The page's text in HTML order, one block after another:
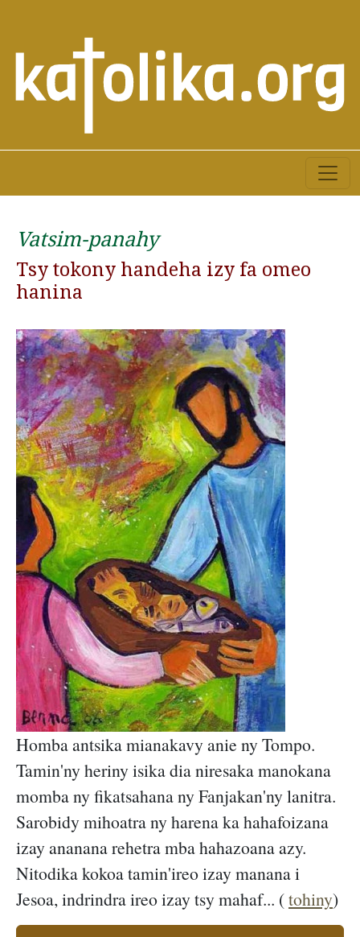
Vatsim-panahy
Tsy tokony handeha izy fa omeo
hanina
Homba antsika mianakavy anie ny Tompo.
Tamin'ny heriny isika dia niresaka manokana
momba ny fikatsahana ny Fanjakan'ny lanitra.
Sarobidy mihoatra ny harena ka hahafoizana
izay ananana rehetra mba hahazoana azy.
Nitodika kokoa tamin'ireo izay manana i
Jesoa, indrindra ireo izay tsy mahaf... (tohiny)